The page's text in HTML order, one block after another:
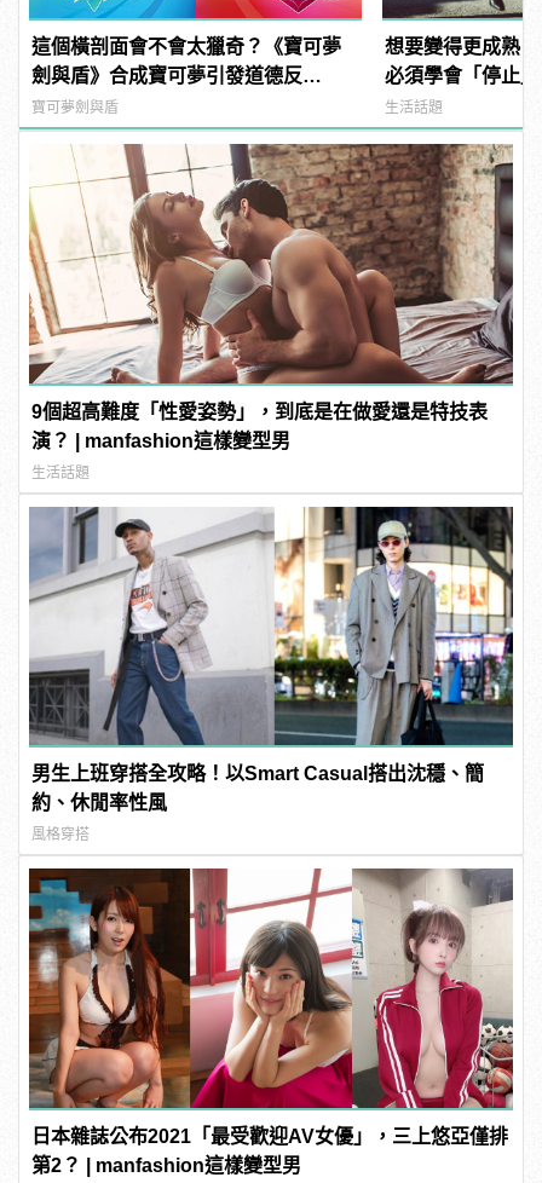
這個橫剖面會不會太獵奇？《寶可夢
劍與盾》合成寶可夢引發道德反
思！？
寶可夢劍與盾
想要變得更成熟
必須學會「停止
生活話題
9個超高難度「性愛姿勢」，到底是在做愛還是特技表
演？ | manfashion這樣變型男
生活話題
男生上班穿搭全攻略！以Smart Casual搭出沈穩、簡
約、休閒率性風
風格穿搭
日本雜誌公布2021「最受歡迎AV女優」，三上悠亞僅排
第2？ | manfashion這樣變型男